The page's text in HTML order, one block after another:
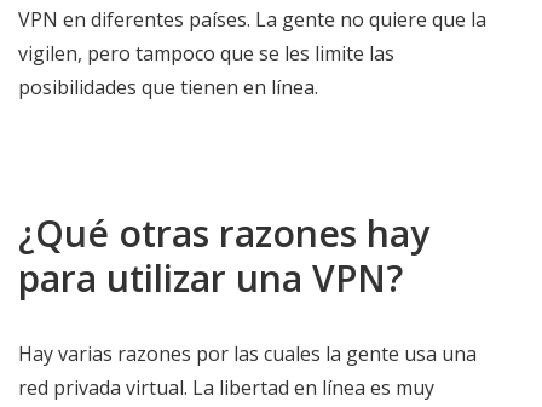
VPN en diferentes países. La gente no quiere que la
vigilen, pero tampoco que se les limite las
posibilidades que tienen en línea.
¿Qué otras razones hay
para utilizar una VPN?
Hay varias razones por las cuales la gente usa una
red privada virtual. La libertad en línea es muy